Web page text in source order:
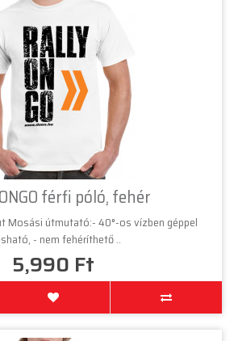
férfi póló, fehér
Mosási útmutató:- 40°-os vízben géppel
- nem fehéríthető ..
5,990 Ft